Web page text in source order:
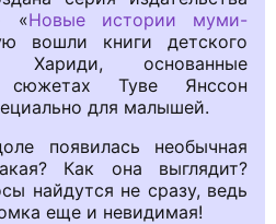
«Новые истории муми-
вошли книги детского
Хариди, основанные
сюжетах Туве Янссон
для малышей.
появилась необычная
Как она выглядит?
найдутся не сразу, ведь
еще и невидимая!